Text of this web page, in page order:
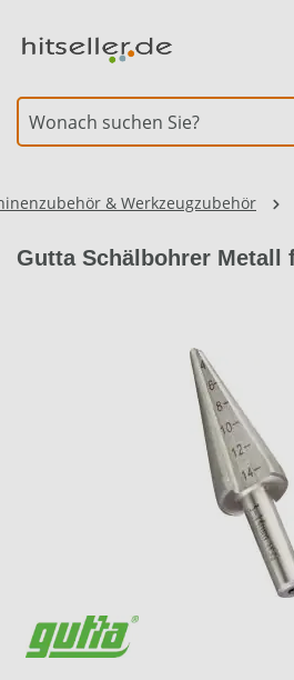
& Werkzeugzubehör
Gutta Schälbohrer Metall